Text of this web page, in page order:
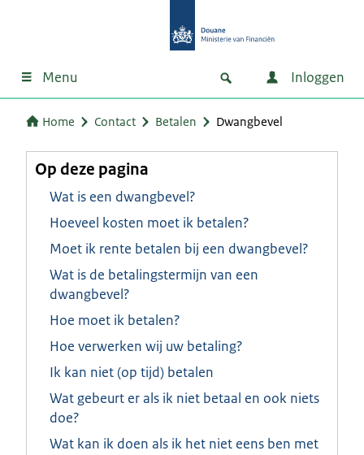
Menu Inloggen
Home Contact Betalen Dwangbevel
Op deze pagina
Wat is een dwangbevel?
Hoeveel kosten moet ik betalen?
Moet ik rente betalen bij een dwangbevel?
Wat is de betalingstermijn van een
dwangbevel?
Hoe moet ik betalen?
Hoe verwerken wij uw betaling?
Ik kan niet (op tijd) betalen
Wat gebeurt er als ik niet betaal en ook niets
doe?
Wat kan ik doen als ik het niet eens ben met